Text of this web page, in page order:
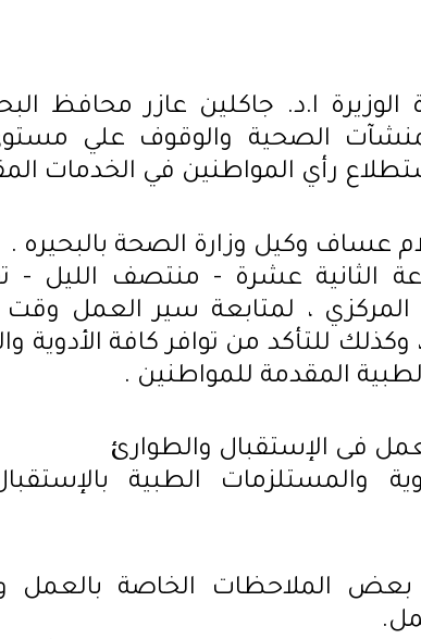
الوزيرة ا.د. جاكلين عازر محافظ
الصحية والوقوف علي
رأي المواطنين في الخدمات
عساف وكيل وزارة الصحة بالبحيره .
الثانية عشرة - منتصف الليل -
، لمتابعة سير العمل وقت
وكذلك للتأكد من توافر كافة الأدوية
المقدمة للمواطنين .
فى الإستقبال والطوارئ
والمستلزمات الطبية
الملاحظات الخاصة بالعمل